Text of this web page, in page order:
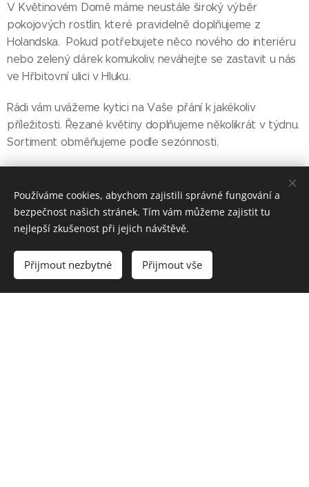
V Květinovém Domě máme neustále široký výběr
pokojových rostlin, které pravidelně doplňujeme z
Holandska. Pokud potřebujete něco nového do interiéru
nebo zelený dárek komukoliv, neváhejte se zastavit u nás
ve Hřbitovní ulici v Hluku.
Rádi vám uvážeme kytici na Vaše přání k jakékoliv
příležitosti. Řezané květiny doplňujeme několikrát v týdnu.
Sortiment obměňujeme podle sezónnosti.
Používáme cookies, abychom zajistili správné fungování a
bezpečnost našich stránek. Tím vám můžeme zajistit tu
nejlepší zkušenost při jejich návštěvě.
Přijmout nezbytné Přijmout vše